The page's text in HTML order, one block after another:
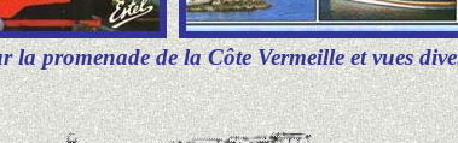
la promenade de la Côte Vermeille et vues